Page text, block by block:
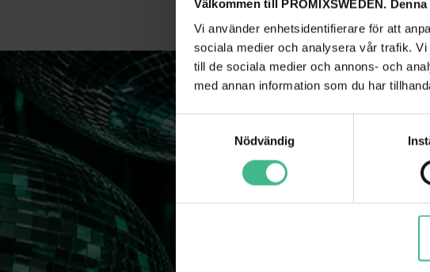
Välkommen till PROMIXSWEDEN.
Vi använder enhetsidentifierare för att
sociala medier och analysera vår trafik.
till de sociala medier och annons- och
med annan information som du har
S
a
m
Nödvändig
Som prenumerant